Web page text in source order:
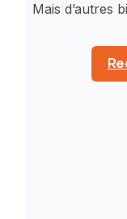
Mais d’autres